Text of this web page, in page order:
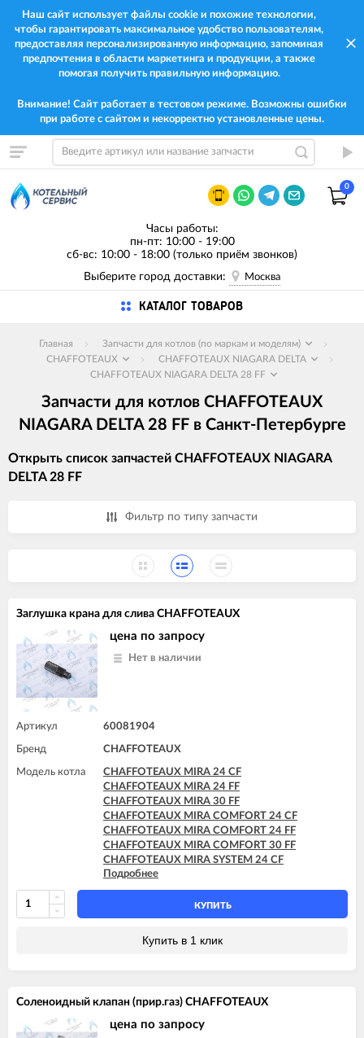
Наш сайт использует файлы cookie и похожие технологии,
чтобы гарантировать максимальное удобство пользователям,
предоставляя персонализированную информацию, запоминая
предпочтения в области маркетинга и продукции, а также
помогая получить правильную информацию.
Внимание! Сайт работает в тестовом режиме. Возможны ошибки
при работе с сайтом и некорректно установленные цены.
0
Часы работы:
пн-пт: 10:00 - 19:00
сб-вс: 10:00 - 18:00 (только приём звонков)
Выберите город доставки:
Москва
КАТАЛОГ ТОВАРОВ
Главная
Запчасти для котлов (по маркам и моделям)
CHAFFOTEAUX
CHAFFOTEAUX NIAGARA DELTA
CHAFFOTEAUX NIAGARA DELTA 28 FF
Запчасти для котлов CHAFFOTEAUX
NIAGARA DELTA 28 FF в Санкт-Петербурге
Открыть список запчастей CHAFFOTEAUX NIAGARA
DELTA 28 FF
Фильтр по типу запчасти
Заглушка крана для слива CHAFFOTEAUX
цена по запросу
Нет в наличии
Артикул 60081904
Бренд CHAFFOTEAUX
Модель котла
CHAFFOTEAUX MIRA 24 CF
CHAFFOTEAUX MIRA 24 FF
CHAFFOTEAUX MIRA 30 FF
CHAFFOTEAUX MIRA COMFORT 24 CF
CHAFFOTEAUX MIRA COMFORT 24 FF
CHAFFOTEAUX MIRA COMFORT 30 FF
CHAFFOTEAUX MIRA SYSTEM 24 CF
CHAFFOTEAUX MIRA SYSTEM 24 FF
CHAFFOTEAUX MIRA SYSTEM 30 FF
CHAFFOTEAUX NIAGARA C 25 CF
CHAFFOTEAUX NIAGARA C 25 FF
CHAFFOTEAUX NIAGARA DELTA 24 CF
CHAFFOTEAUX NIAGARA DELTA 28 FF
CHAFFOTEAUX NIAGARA DELTA 30 FF
Подробнее
КУПИТЬ
Купить в 1 клик
Соленоидный клапан (прир.газ) CHAFFOTEAUX
цена по запросу